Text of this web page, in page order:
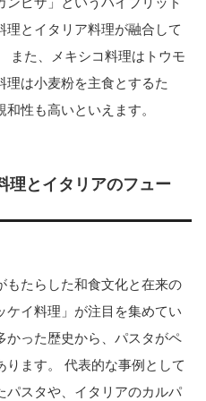
理とイタリア料理が融合して
また、メキシコ料理はトウモ
理は小麦粉を主食とするた
性も高いといえます。
理とイタリアのフュー
もたらした和食文化と在来の
ケイ料理」が注目を集めてい
かった歴史から、パスタがペ
ります。 代表的な事例として
パスタや、イタリアのカルパ